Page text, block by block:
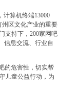
算机终端13000
州区文化产业的重要
支持下，200家网吧
信息交流、行业自
的危害性，切实帮
儿童公益行动，为